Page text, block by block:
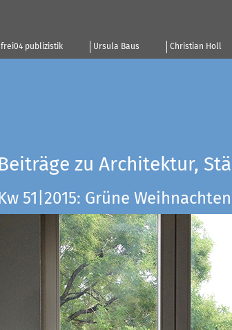
frei04 publizistik Ursula Baus Christian Holl
Beiträge zu Architektur,
Kw 51|2015: Grüne